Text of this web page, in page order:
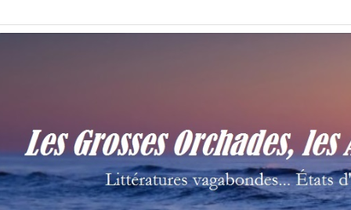
to
Les Grosses
Littératures vagabondes… États d'âme à la Thalamège…